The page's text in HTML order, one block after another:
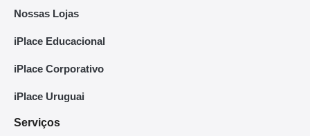
Nossas Lojas
iPlace Educacional
iPlace Corporativo
iPlace Uruguai
Serviços